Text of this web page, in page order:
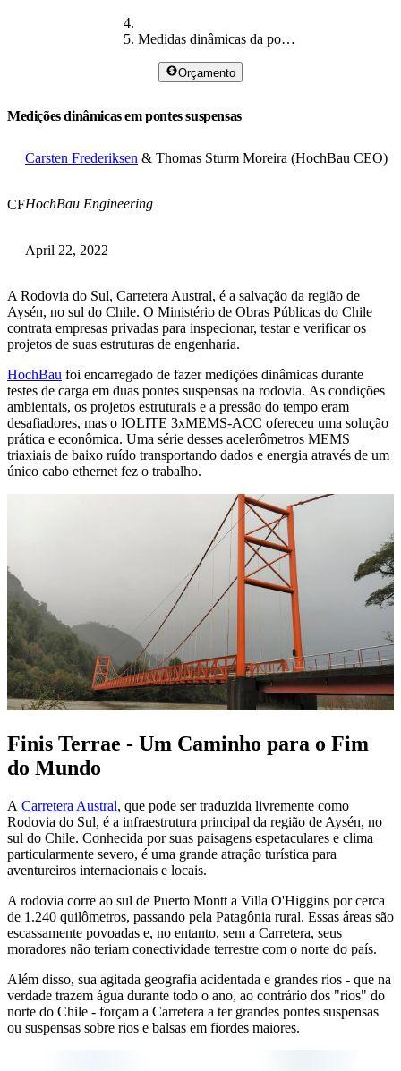
Medidas dinâmicas da ponte de suspensão
Orçamento
Medições dinâmicas em pontes suspensas
CF
Carsten Frederiksen & Thomas Sturm Moreira (HochBau CEO)
HochBau Engineering
April 22, 2022
A Rodovia do Sul, Carretera Austral, é a salvação da região de
Aysén, no sul do Chile. O Ministério de Obras Públicas do Chile
contrata empresas privadas para inspecionar, testar e verificar os
projetos de suas estruturas de engenharia.
HochBau foi encarregado de fazer medições dinâmicas durante
testes de carga em duas pontes suspensas na rodovia. As condições
ambientais, os projetos estruturais e a pressão do tempo eram
desafiadores, mas o IOLITE 3xMEMS-ACC ofereceu uma solução
prática e econômica. Uma série desses acelerômetros MEMS
triaxiais de baixo ruído transportando dados e energia através de um
único cabo ethernet fez o trabalho.
Finis Terrae - Um Caminho para o Fim
do Mundo
A Carretera Austral, que pode ser traduzida livremente como
Rodovia do Sul, é a infraestrutura principal da região de Aysén, no
sul do Chile. Conhecida por suas paisagens espetaculares e clima
particularmente severo, é uma grande atração turística para
aventureiros internacionais e locais.
A rodovia corre ao sul de Puerto Montt a Villa O'Higgins por cerca
de 1.240 quilômetros, passando pela Patagônia rural. Essas áreas são
escassamente povoadas e, no entanto, sem a Carretera, seus
moradores não teriam conectividade terrestre com o norte do país.
Além disso, sua agitada geografia acidentada e grandes rios - que na
verdade trazem água durante todo o ano, ao contrário dos "rios" do
norte do Chile - forçam a Carretera a ter grandes pontes suspensas
ou suspensas sobre rios e balsas em fiordes maiores.